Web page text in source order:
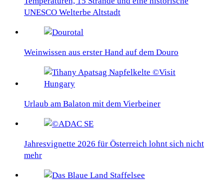
UNESCO Welterbe Altstadt
Weinwissen aus erster Hand auf dem Douro
Urlaub am Balaton mit dem Vierbeiner
Jahresvignette 2026 für Österreich lohnt sich nicht
mehr